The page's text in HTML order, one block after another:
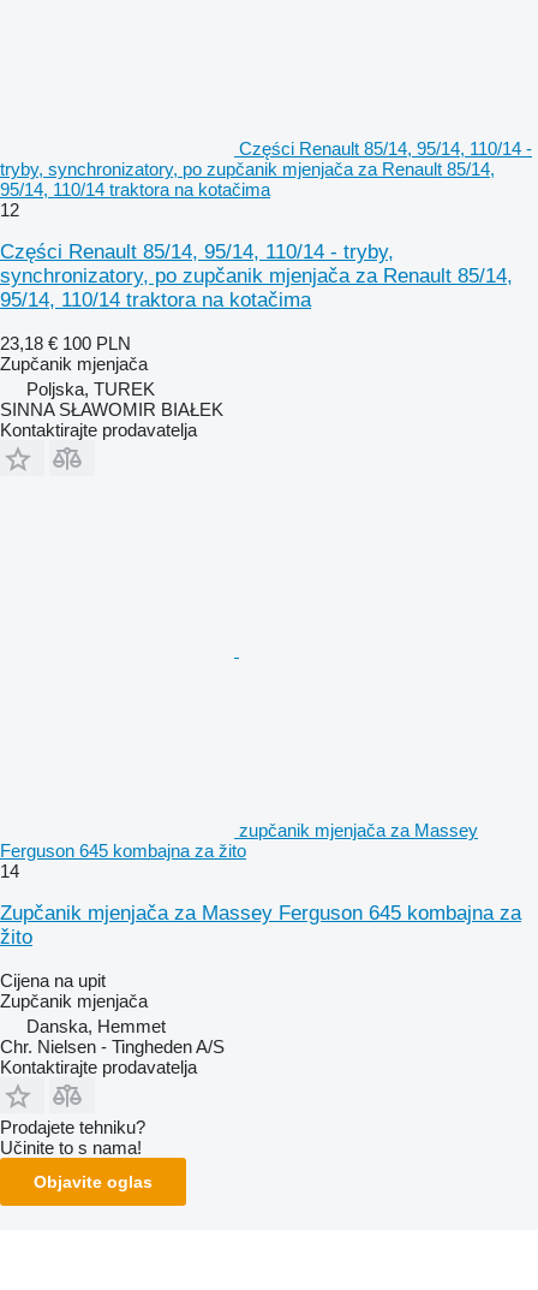
Części Renault 85/14, 95/14, 110/14 -
tryby, synchronizatory, po zupčanik mjenjača za Renault 85/14,
95/14, 110/14 traktora na kotačima
12
Części Renault 85/14, 95/14, 110/14 - tryby,
synchronizatory, po zupčanik mjenjača za Renault 85/14,
95/14, 110/14 traktora na kotačima
23,18 € 100 PLN
Zupčanik mjenjača
Poljska, TUREK
SINNA SŁAWOMIR BIAŁEK
Kontaktirajte prodavatelja
zupčanik mjenjača za Massey
Ferguson 645 kombajna za žito
14
Zupčanik mjenjača za Massey Ferguson 645 kombajna za
žito
Cijena na upit
Zupčanik mjenjača
Danska, Hemmet
Chr. Nielsen - Tingheden A/S
Kontaktirajte prodavatelja
Prodajete tehniku?
Učinite to s nama!
Objavite oglas